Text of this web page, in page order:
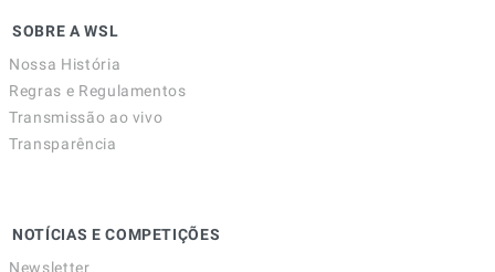
SOBRE A WSL
Nossa História
Regras e Regulamentos
Transmissão ao vivo
Transparência
NOTÍCIAS E COMPETIÇÕES
Newsletter